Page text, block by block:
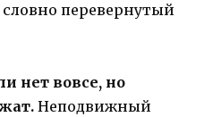
перевернутый
нет вовсе, но
Неподвижный